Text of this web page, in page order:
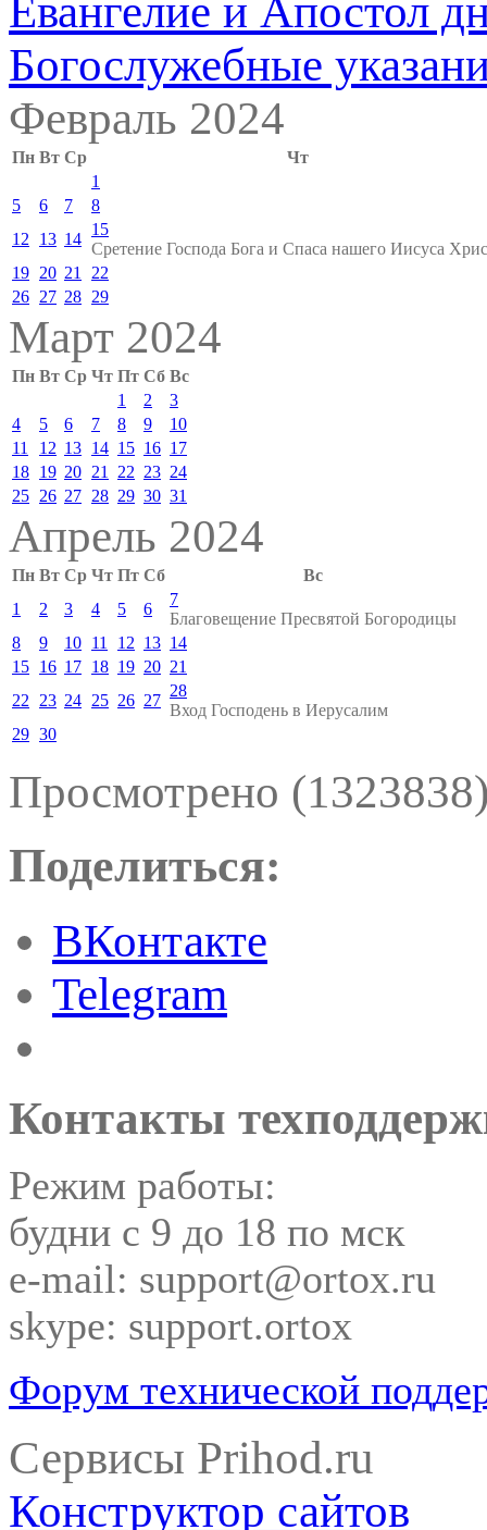
Евангелие и Апостол
Богослужебные
Февраль 2024
Пн Вт Ср
Чт
1
5
6 7
8
12
13 14
15
Сретение Господа Бога и Спаса нашего Иисуса
19 20 21
22
26 27 28 29
Март 2024
Пн Вт Ср Чт Пт Сб Вс
1
2
3
4
5 6 7 8 9
10
11
12 13 14 15 16 17
18 19 20 21 22 23 24
25 26 27 28 29 30 31
Апрель 2024
Пн Вт Ср Чт Пт Сб
Вс
1
2 3 4 5 6
7
Благовещение Пресвятой Богородицы
8
9 10 11 12 13 14
15 16 17 18 19 20 21
22
23 24 25 26 27
28
Вход Господень в Иерусалим
29 30
Просмотрено
Поделиться:
ВКонтакте
Telegram
Контакты
Режим работы:
будни с 9 до 18 по мск
e-mail: support@ortox.ru
skype: support.ortox
Форум технической
Сервисы Prihod.ru
Конструктор сайтов